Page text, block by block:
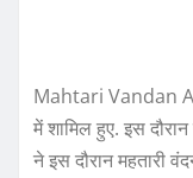
Mahtari Vandan
में शामिल हुए. इस
ने इस दौरान महतारी